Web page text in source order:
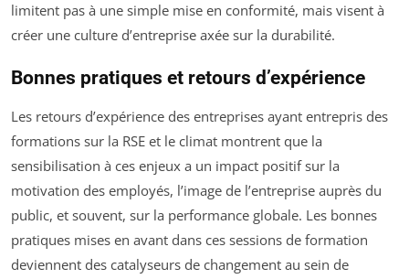
limitent pas à une simple mise en conformité, mais visent à
créer une culture d’entreprise axée sur la durabilité.
Bonnes pratiques et retours d’expérience
Les retours d’expérience des entreprises ayant entrepris des
formations sur la RSE et le climat montrent que la
sensibilisation à ces enjeux a un impact positif sur la
motivation des employés, l’image de l’entreprise auprès du
public, et souvent, sur la performance globale. Les bonnes
pratiques mises en avant dans ces sessions de formation
deviennent des catalyseurs de changement au sein de